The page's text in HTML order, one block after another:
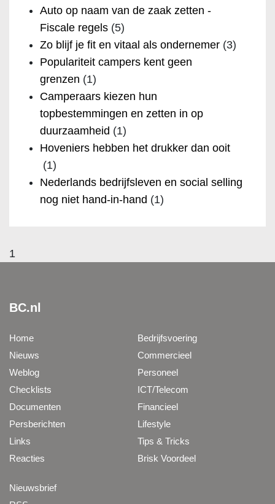
Auto op naam van de zaak zetten -
Fiscale regels (5)
Zo blijf je fit en vitaal als ondernemer (3)
Populariteit campers kent geen
grenzen (1)
Camperaars kiezen hun
topbestemmingen en zetten in op
duurzaamheid (1)
Hoveniers hebben het drukker dan ooit
(1)
Nederlands bedrijfsleven en social selling
nog niet hand-in-hand (1)
1
BC.nl
Home
Nieuws
Weblog
Checklists
Documenten
Persberichten
Links
Reacties
Bedrijfsvoering
Commercieel
Personeel
ICT/Telecom
Financieel
Lifestyle
Tips & Tricks
Brisk Voordeel
Nieuwsbrief